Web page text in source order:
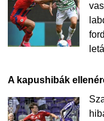
A kapushibák